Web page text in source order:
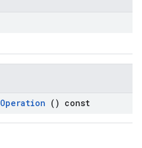
Operation () const